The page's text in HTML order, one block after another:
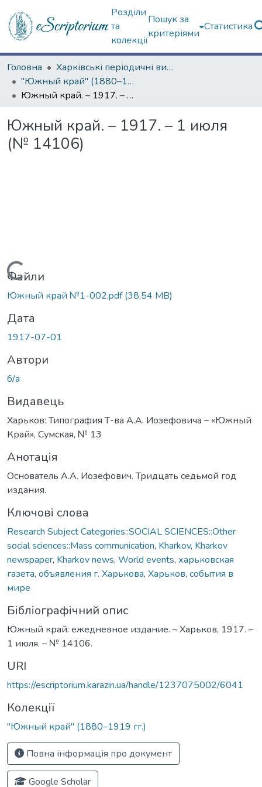
Розділи
та
колекції
Пошук за
критеріями
Статистика
Головна
Харківські періодичні видання
"Южный край" (1880–1919 гг.)
Южный край. – 1917. – 1 июля (№ 14106)
Южный край. – 1917. – 1 июля
(№ 14106)
Вантажиться...
Файли
Южный край №1-002.pdf(38,54 MB)
Дата
1917-07-01
Автори
б/а
Видавець
Харьков: Типография Т-ва А.А. Иозефовича – «Южный
Край», Сумская, № 13
Анотація
Основатель А.А. Иозефович. Тридцать седьмой год
издания.
Ключові слова
Research Subject Categories::SOCIAL SCIENCES::Other
social sciences::Mass communication, Kharkov, Kharkov
newspaper, Kharkov news, World events, харьковская
газета, объявления г. Харькова, Харьков, события в
мире
Бібліографічний опис
Южный край: ежедневное издание. – Харьков, 1917. –
1 июля. – № 14106.
URI
https://escriptorium.karazin.ua/handle/1237075002/6041
Колекції
"Южный край" (1880–1919 гг.)
Повна інформація про документ
Google Scholar